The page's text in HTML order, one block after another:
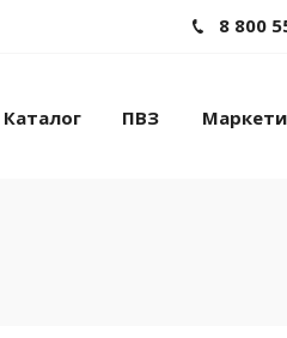
8 800
Каталог ПВЗ